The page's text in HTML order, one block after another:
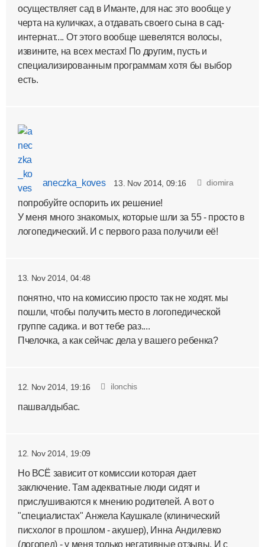
осуществляет сад в Иманте, для нас это вообще у
черта на куличках, а отдавать своего сына в сад-
интернат.... От этого вообще шевелятся волосы,
извините, на всех местах! По другим, пусть и
специализированным программам хотя бы выбор
есть.
aneczka_koves 13. Nov 2014, 09:16 diomira
попробуйте оспорить их решение!
У меня много знакомых, которые шли за 55 - просто в
логопедический. И с первого раза получили её!
13. Nov 2014, 04:48
понятно, что на комиссию просто так не ходят. мы
пошли, чтобы получить место в логопедической
группе садика. и вот тебе раз....
Пчелочка, а как сейчас дела у вашего ребенка?
12. Nov 2014, 19:16 ilonchis
пашвалдыбас.
12. Nov 2014, 19:09
Но ВСЁ зависит от комиссии которая дает
заключение. Там адекватные люди сидят и
прислушиваются к мнению родителей. А вот о
"специалистах" Анжела Каушкале (клинический
писхолог в прошлом - акушер), Инна Андилевко
(логопед) - у меня только негативные отзывы. И с